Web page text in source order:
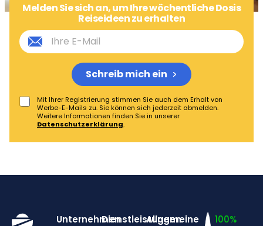
Melden Sie sich an, um Ihre wöchentliche Dosis
Reiseideen zu erhalten
Mit Ihrer Registrierung stimmen Sie auch dem Erhalt von
Werbe-E-Mails zu. Sie können sich jederzeit abmelden.
Weitere Informationen finden Sie in unserer
Datenschutzerklärung.
Schreib mich ein
UnternehmenDienstleistungen
Allgemeine
100%